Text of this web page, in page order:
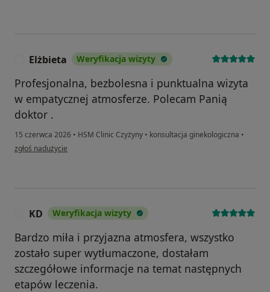
Elżbieta Weryfikacja wizyty
Profesjonalna, bezbolesna i punktualna wizyta
w empatycznej atmosferze. Polecam Panią
doktor .
15 czerwca 2026 • HSM Clinic Czyżyny • konsultacja ginekologiczna •
w opinii użytkownika Elżbieta
zgłoś nadużycie
KD Weryfikacja wizyty
Bardzo miła i przyjazna atmosfera, wszystko
zostało super wytłumaczone, dostałam
szczegółowe informacje na temat następnych
etapów leczenia.